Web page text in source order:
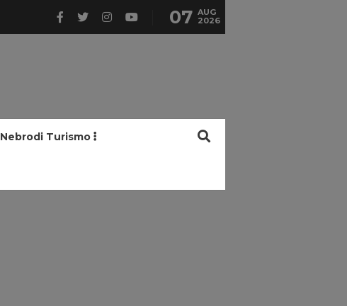
07 AUG
2026
Nebrodi Turismo